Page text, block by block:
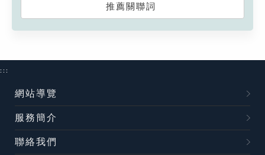
推薦關聯詞
:::
網站導覽
服務簡介
聯絡我們